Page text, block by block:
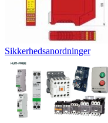
Sikkerhedsanordninger